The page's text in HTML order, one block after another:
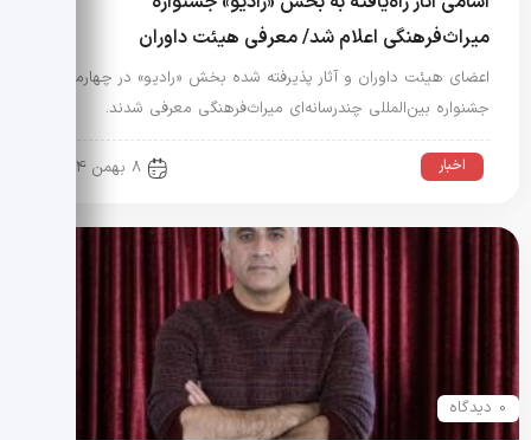
میراث‌فرهنگی اعلام شد/ معرفی هیئت داوران
اعضای هیئت داوران و آثار پذیرفته شده بخش «رادیو» در چهارمین
جشنواره بین‌المللی چندرسانه‌ای میراث‌فرهنگی معرفی شدند.
اخبار 8 بهمن 1404
0 دیدگاه